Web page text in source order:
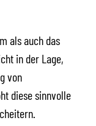
als auch das
in der Lage,
von
diese sinnvolle